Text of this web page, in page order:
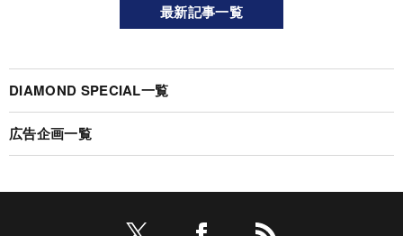
最新記事一覧
DIAMOND SPECIAL一覧
広告企画一覧